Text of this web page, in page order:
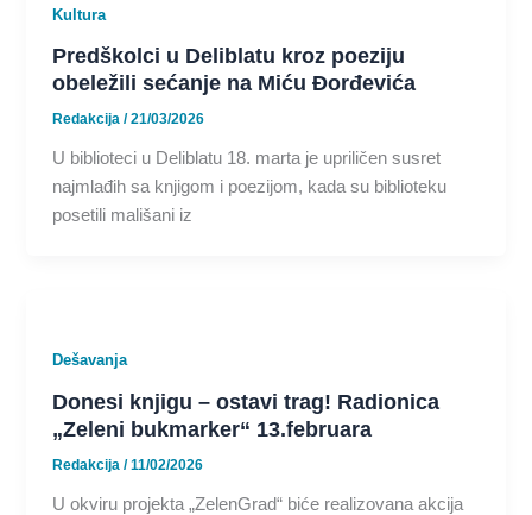
Kultura
Predškolci u Deliblatu kroz poeziju
obeležili sećanje na Miću Đorđevića
Redakcija/21/03/2026
U biblioteci u Deliblatu 18. marta je upriličen susret
najmlađih sa knjigom i poezijom, kada su biblioteku
posetili mališani iz
Dešavanja
Donesi knjigu – ostavi trag! Radionica
„Zeleni bukmarker“ 13.februara
Redakcija/11/02/2026
U okviru projekta „ZelenGrad“ biće realizovana akcija